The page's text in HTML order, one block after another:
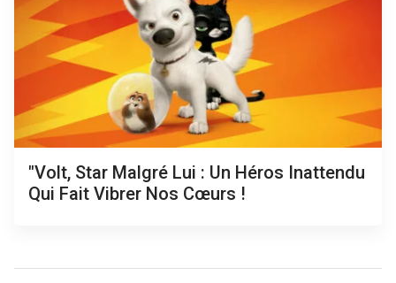
"Volt, Star Malgré Lui : Un Héros Inattendu
Qui Fait Vibrer Nos Cœurs !